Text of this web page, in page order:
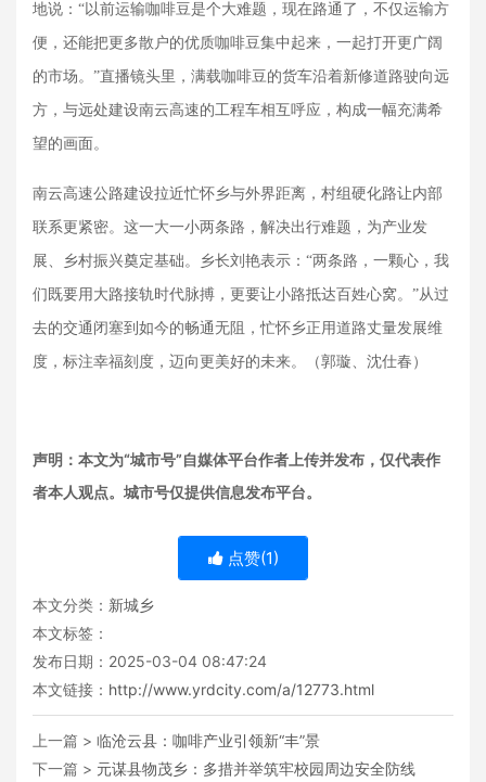
地说： “以前运输咖啡豆是个大难题，现在路通了，不仅运输方
便，还能把更多散户的优质咖啡豆集中起来，一起打开更广阔
的市场。”直播镜头里，满载咖啡豆的货车沿着新修道路驶向远
方，与远处建设南云高速的工程车相互呼应，构成一幅充满希
望的画面。
南云高速公路建设拉近忙怀乡与外界距离，村组硬化路让内部
联系更紧密。这一大一小两条路，解决出行难题，为产业发
展、乡村振兴奠定基础。乡长刘艳表示： “两条路，一颗心，我
们既要用大路接轨时代脉搏，更要让小路抵达百姓心窝。”从过
去的交通闭塞到如今的畅通无阻，忙怀乡正用道路丈量发展维
度，标注幸福刻度，迈向更美好的未来。（郭璇、沈仕春）
声明：本文为“城市号”自媒体平台作者上传并发布，仅代表作
者本人观点。城市号仅提供信息发布平台。
点赞(1)
本文分类： 新城乡
本文标签：
发布日期：2025-03-04 08:47:24
本文链接： http://www.yrdcity.com/a/12773.html
上一篇 > 临沧云县：咖啡产业引领新“丰”景
下一篇 > 元谋县物茂乡：多措并举筑牢校园周边安全防线